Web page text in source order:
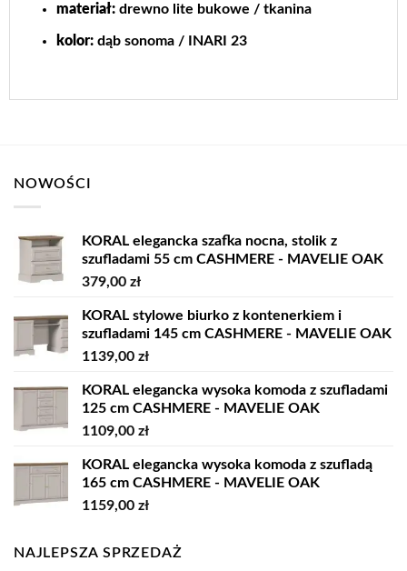
materiał:drewno lite bukowe / tkanina
kolor:dąb sonoma / INARI 23
NOWOŚCI
KORAL elegancka szafka nocna, stolik z
szufladami 55 cm CASHMERE - MAVELIE OAK
379,00 zł
KORAL stylowe biurko z kontenerkiem i
szufladami 145 cm CASHMERE - MAVELIE OAK
1139,00 zł
KORAL elegancka wysoka komoda z szufladami
125 cm CASHMERE - MAVELIE OAK
1109,00 zł
KORAL elegancka wysoka komoda z szufladą
165 cm CASHMERE - MAVELIE OAK
1159,00 zł
NAJLEPSZA SPRZEDAŻ